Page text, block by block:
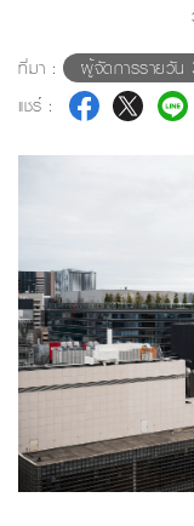
ที่มา :
ผู้จัดการรายวั
แชร์ :